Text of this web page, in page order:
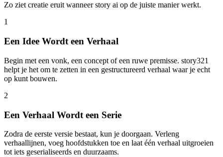
Zo ziet creatie eruit wanneer story ai op de juiste manier werkt.
1
Een Idee Wordt een Verhaal
Begin met een vonk, een concept of een ruwe premisse. story321
helpt je het om te zetten in een gestructureerd verhaal waar je echt
op kunt bouwen.
2
Een Verhaal Wordt een Serie
Zodra de eerste versie bestaat, kun je doorgaan. Verleng
verhaallijnen, voeg hoofdstukken toe en laat één verhaal uitgroeien
tot iets geserialiseerds en duurzaams.